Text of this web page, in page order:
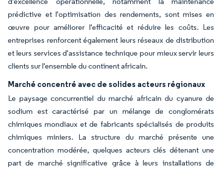
prédictive et l'optimisation des rendements, sont mises en
œuvre pour améliorer l'efficacité et réduire les coûts. Les
entreprises renforcent également leurs réseaux de distribution
et leurs services d'assistance technique pour mieux servir leurs
clients sur l'ensemble du continent africain.
Marché concentré avec de solides acteurs régionaux
Le paysage concurrentiel du marché africain du cyanure de
sodium est caractérisé par un mélange de conglomérats
chimiques mondiaux et de fabricants spécialisés de produits
chimiques miniers. La structure du marché présente une
concentration modérée, quelques acteurs clés détenant une
part de marché significative grâce à leurs installations de